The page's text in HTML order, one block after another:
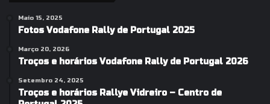
Maio 15, 2025
Fotos Vodafone Rally de Portugal 2025
Março 20, 2026
Troços e horários Vodafone Rally de Portugal 2026
Setembro 24, 2025
Troços e horários Rallye Vidreiro – Centro de